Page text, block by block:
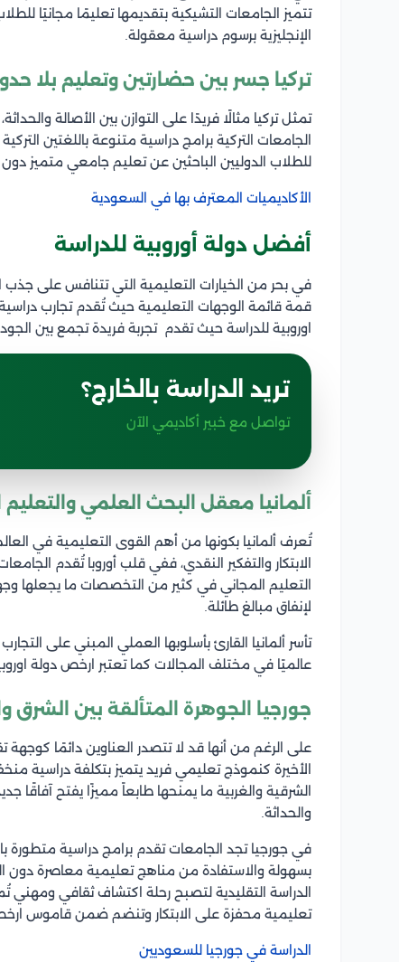
تتميز الجامعات التشيكية بتقديمها تعليمًا مجانيًا
الإنجليزية برسوم دراسية معقولة.
تركيا جسر بين حضارتين وتعليم بلا
تمثل تركيا مثالًا فريدًا على التوازن بين الأصالة
الجامعات التركية برامج دراسية متنوعة باللغتين
للطلاب الدوليين الباحثين عن تعليم جامعي متميز
الأكاديميات المعترف بها في السعودية
أفضل دولة أوروبية للدراسة
في بحر من الخيارات التعليمية التي تتنافس على
قمة قائمة الوجهات التعليمية حيث تُقدم تجارب دراسية
اوروبية للدراسة حيث تقدم تجربة فريدة تجمع بين
تريد الدراسة بالخارج؟
تواصل مع خبير أكاديمي الآن
ألمانيا معقل البحث العلمي والتعليم
تُعرف ألمانيا بكونها من أهم القوى التعليمية في
الابتكار والتفكير النقدي، ففي قلب أوروبا تُقدم
التعليم المجاني في كثير من التخصصات ما يجعلها
لإنفاق مبالغ طائلة.
تأسر ألمانيا القارئ بأسلوبها العملي المبني على
عالميًا في مختلف المجالات كما تعتبر ارخص دولة
جورجيا الجوهرة المتألقة بين الشرق
على الرغم من أنها قد لا تتصدر العناوين دائمًا كوجهة
الأخيرة كنموذج تعليمي فريد يتميز بتكلفة دراسية
الشرقية والغربية ما يمنحها طابعاً مميزًا يفتح آفاقًا
والحداثة.
في جورجيا تجد الجامعات تقدم برامج دراسية متطورة
بسهولة والاستفادة من مناهج تعليمية معاصرة دون
الدراسة التقليدية لتصبح رحلة اكتشاف ثقافي
تعليمية محفزة على الابتكار وتنضم ضمن قاموس ارخص
الدراسة في جورجيا للسعوديين